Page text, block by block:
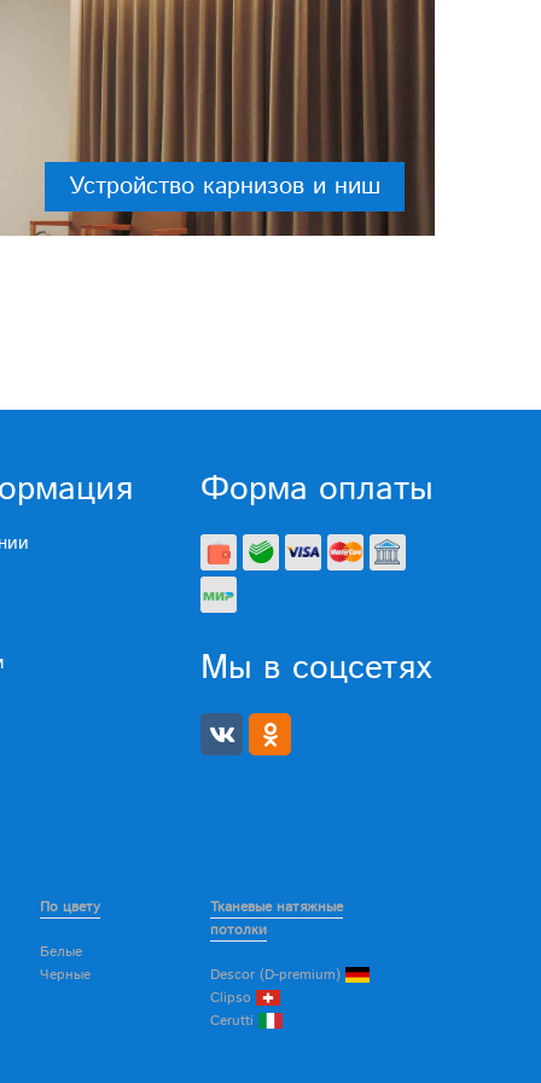
Устройство карнизов и ниш
Форма оплаты
Мы в соцсетях
По цвету
Белые
Черные
Тканевые натяжные
потолки
Descor (D-premium)
Clipso
Cerutti